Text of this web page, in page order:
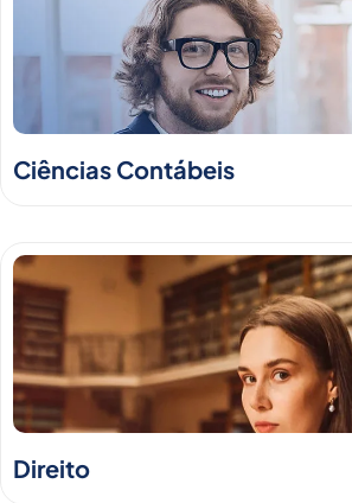
Ciências Contábeis
Direito